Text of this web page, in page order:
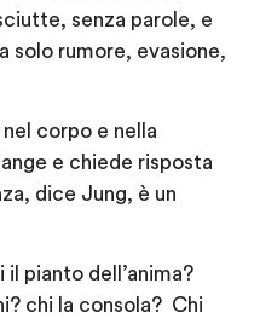
senza parole, e
solo rumore, evasione,
corpo e nella
e chiede risposta
dice Jung, è un
pianto dell’anima?
chi la consola? Chi